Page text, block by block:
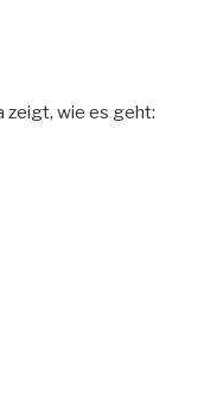
zeigt, wie es geht: